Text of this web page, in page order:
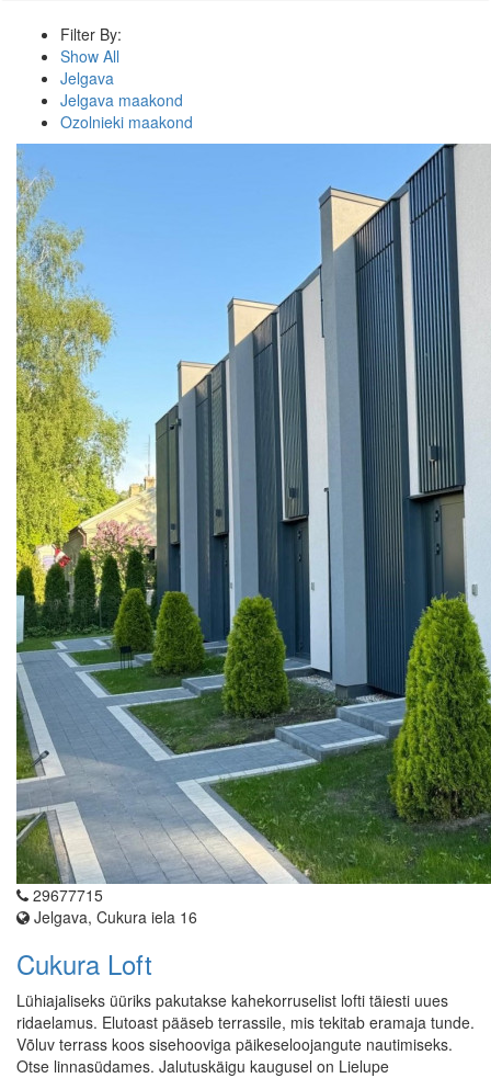
Filter By:
Show All
Jelgava
Jelgava maakond
Ozolnieki maakond
29677715
Jelgava, Cukura iela 16
Cukura Loft
Lühiajaliseks üüriks pakutakse kahekorruselist lofti täiesti uues
ridaelamus. Elutoast pääseb terrassile, mis tekitab eramaja tunde.
Võluv terrass koos sisehooviga päikeseloojangute nautimiseks.
Otse linnasüdames. Jalutuskäigu kaugusel on Lielupe